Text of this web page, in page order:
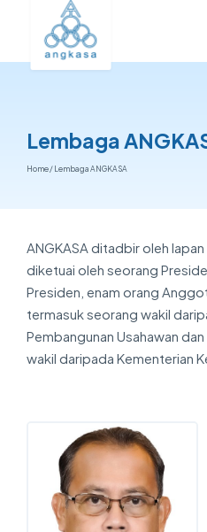
Lembaga
Home/Lembaga ANGKASA
ANGKASAditadbir oleh
diketuai oleh seorang
Presiden, enam orang
termasuk seorang wakil
Pembangunan Usahawan
wakil daripada Kementerian